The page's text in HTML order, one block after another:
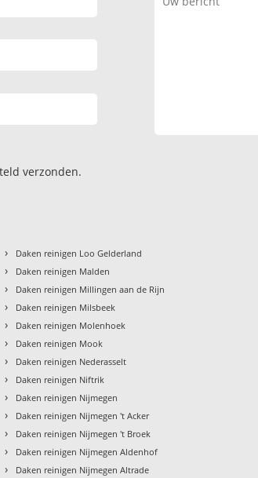
verzonden.
› Daken reinigen Loo Gelderland
› Daken reinigen Malden
› Daken reinigen Millingen aan de Rijn
› Daken reinigen Milsbeek
› Daken reinigen Molenhoek
› Daken reinigen Mook
› Daken reinigen Nederasselt
› Daken reinigen Niftrik
› Daken reinigen Nijmegen
› Daken reinigen Nijmegen 't Acker
› Daken reinigen Nijmegen 't Broek
› Daken reinigen Nijmegen Aldenhof
› Daken reinigen Nijmegen Altrade